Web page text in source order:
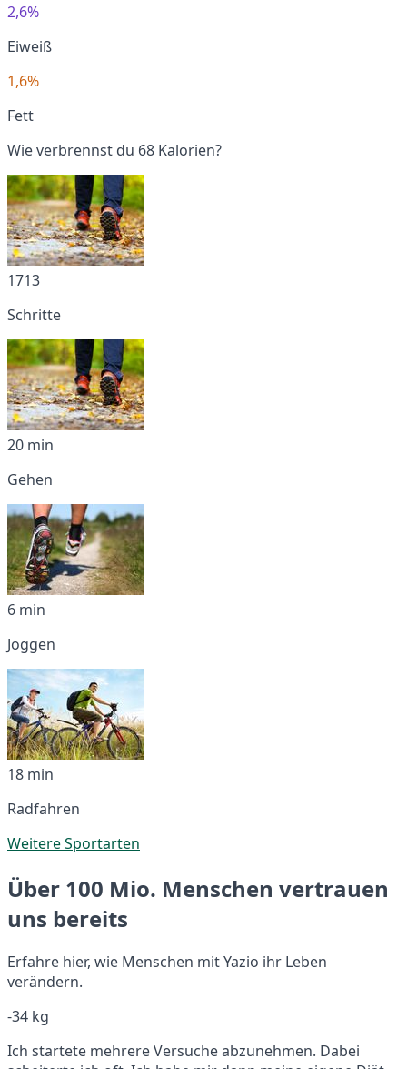
2,6%
Eiweiß
1,6%
Fett
Wie verbrennst du 68 Kalorien?
1713
Schritte
20 min
Gehen
6 min
Joggen
18 min
Radfahren
Weitere Sportarten
Über 100 Mio. Menschen vertrauen
uns bereits
Erfahre hier, wie Menschen mit Yazio ihr Leben
verändern.
-34 kg
Ich startete mehrere Versuche abzunehmen. Dabei